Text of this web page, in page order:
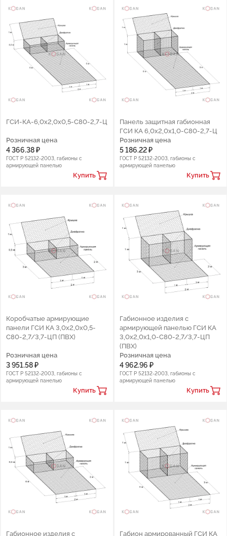
ГСИ-КА-6,0х2,0х0,5-С80-2,7-Ц
Розничная цена
4 366.38 ₽
ГОСТ Р 52132-2003, габионы с
армирующей панелью
Купить
Панель защитная габионная
ГСИ КА 6,0х2,0х1,0-С80-2,7-Ц
Розничная цена
5 186.22 ₽
ГОСТ Р 52132-2003, габионы с
армирующей панелью
Купить
Коробчатые армирующие
панели ГСИ КА 3,0х2,0х0,5-
С80-2,7/3,7-ЦП (ПВХ)
Розничная цена
3 951.58 ₽
ГОСТ Р 52132-2003, габионы с
армирующей панелью
Купить
Габионное изделия с
армирующей панелью ГСИ КА
3,0х2,0х1,0-С80-2,7/3,7-ЦП
(ПВХ)
Розничная цена
4 962.96 ₽
ГОСТ Р 52132-2003, габионы с
армирующей панелью
Купить
Габионное изделия с Габион армированный ГСИ КА